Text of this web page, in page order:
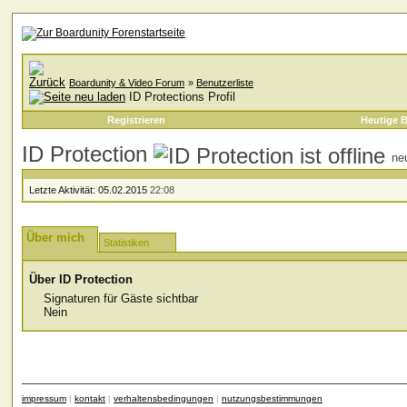
Boardunity & Video Forum » Benutzerliste
ID Protections Profil
Registrieren Heutige
ID Protection
Letzte Aktivität: 05.02.2015 22:08
Über mich Statistiken
Über ID Protection
Signaturen für Gäste sichtbar
Nein
impressum | kontakt | verhaltensbedingungen | nutzungsbestimmungen